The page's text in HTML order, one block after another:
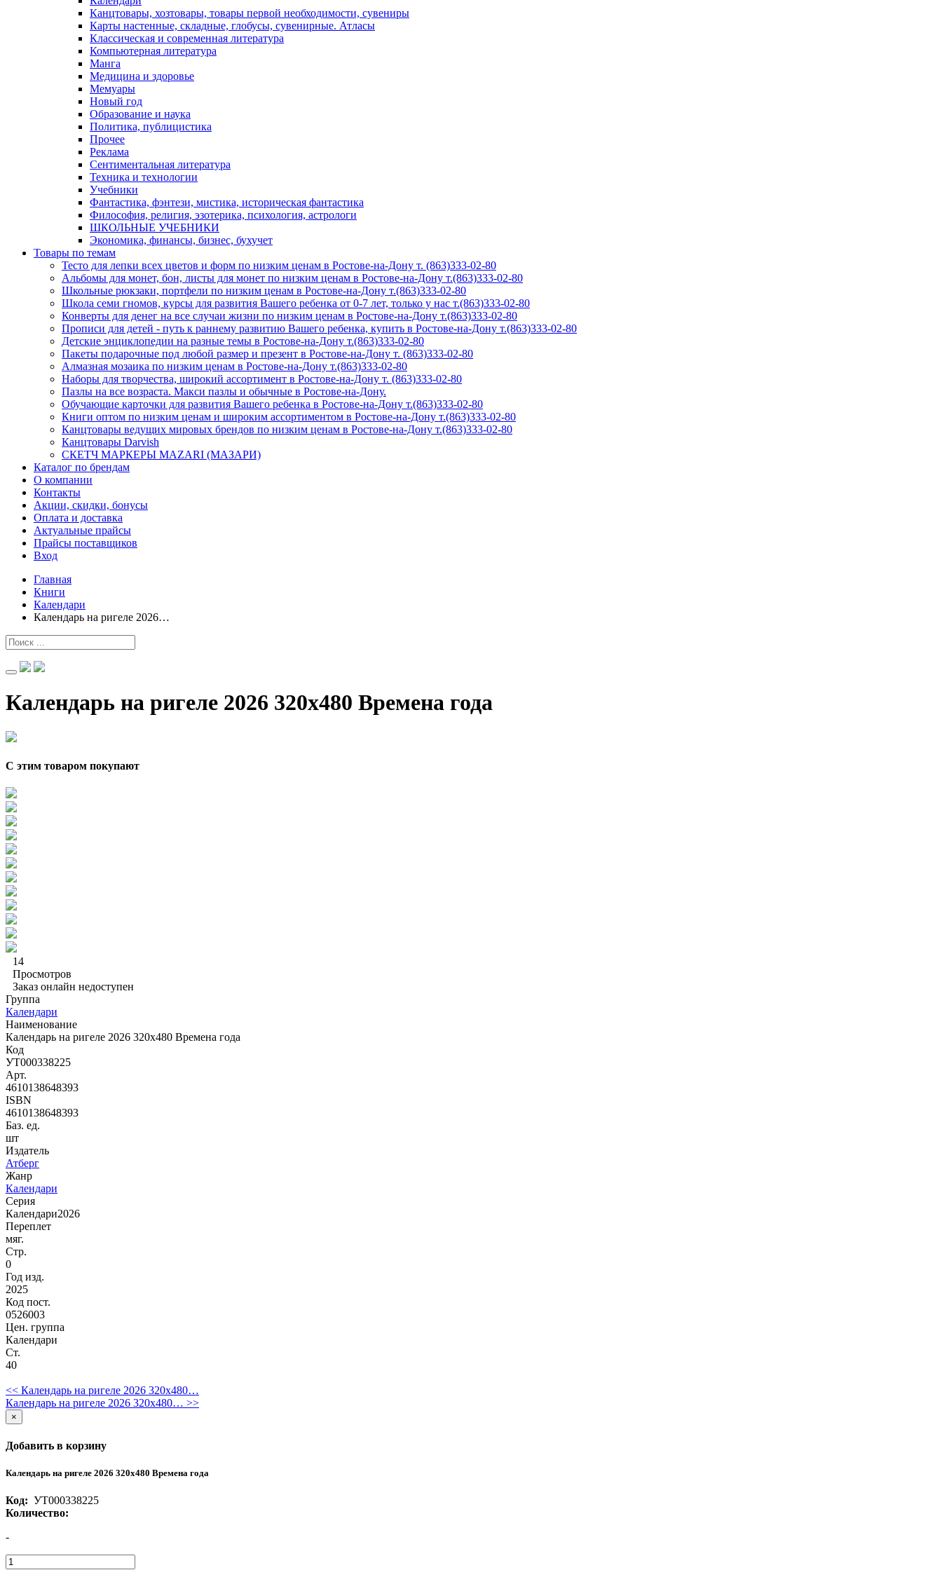
Канцтовары, хозтовары, товары первой необходимости, сувениры
Карты настенные, складные, глобусы, сувенирные. Атласы
Классическая и современная литература
Компьютерная литература
Манга
Медицина и здоровье
Мемуары
Новый год
Образование и наука
Политика, публицистика
Прочее
Реклама
Сентиментальная литература
Техника и технологии
Учебники
Фантастика, фэнтези, мистика, историческая фантастика
Философия, религия, эзотерика, психология, астрологи
ШКОЛЬНЫЕ УЧЕБНИКИ
Экономика, финансы, бизнес, бухучет
Товары по темам
Тесто для лепки всех цветов и форм по низким ценам в Ростове-на-Дону т. (863)333-02-80
Альбомы для монет, бон, листы для монет по низким ценам в Ростове-на-Дону т.(863)333-02-80
Школьные рюкзаки, портфели по низким ценам в Ростове-на-Дону т.(863)333-02-80
Школа семи гномов, курсы для развития Вашего ребенка от 0-7 лет, только у нас т.(863)333-02-80
Конверты для денег на все случаи жизни по низким ценам в Ростове-на-Дону т.(863)333-02-80
Прописи для детей - путь к раннему развитию Вашего ребенка, купить в Ростове-на-Дону т.(863)333-02-80
Детские энциклопедии на разные темы в Ростове-на-Дону т.(863)333-02-80
Пакеты подарочные под любой размер и презент в Ростове-на-Дону т. (863)333-02-80
Алмазная мозаика по низким ценам в Ростове-на-Дону т.(863)333-02-80
Наборы для творчества, широкий ассортимент в Ростове-на-Дону т. (863)333-02-80
Пазлы на все возраста. Макси пазлы и обычные в Ростове-на-Дону.
Обучающие карточки для развития Вашего ребенка в Ростове-на-Дону т.(863)333-02-80
Книги оптом по низким ценам и широким ассортиментом в Ростове-на-Дону т.(863)333-02-80
Канцтовары ведущих мировых брендов по низким ценам в Ростове-на-Дону т.(863)333-02-80
Канцтовары Darvish
СКЕТЧ МАРКЕРЫ MAZARI (МАЗАРИ)
Каталог по брендам
О компании
Контакты
Акции, скидки, бонусы
Оплата и доставка
Актуальные прайсы
Прайсы поставщиков
Вход
Главная
Книги
Календари
Календарь на ригеле 2026…
Календарь на ригеле 2026 320х480 Времена года
С этим товаром покупают
14
Просмотров
Заказ онлайн недоступен
Группа
Календари
Наименование
Календарь на ригеле 2026 320х480 Времена года
Код
УТ000338225
Арт.
4610138648393
ISBN
4610138648393
Баз. ед.
шт
Издатель
Атберг
Жанр
Календари
Серия
Календари2026
Переплет
мяг.
Стр.
0
Год изд.
2025
Код пост.
0526003
Цен. группа
Календари
Ст.
40
<< Календарь на ригеле 2026 320х480…
Календарь на ригеле 2026 320х480… >>
×
Добавить в корзину
Календарь на ригеле 2026 320х480 Времена года
Код: УТ000338225
Количество:
-